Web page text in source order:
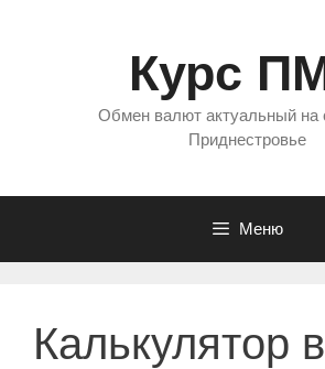
Курс
Обмен валют актуальный на
Приднестровье
Меню
Калькулятор